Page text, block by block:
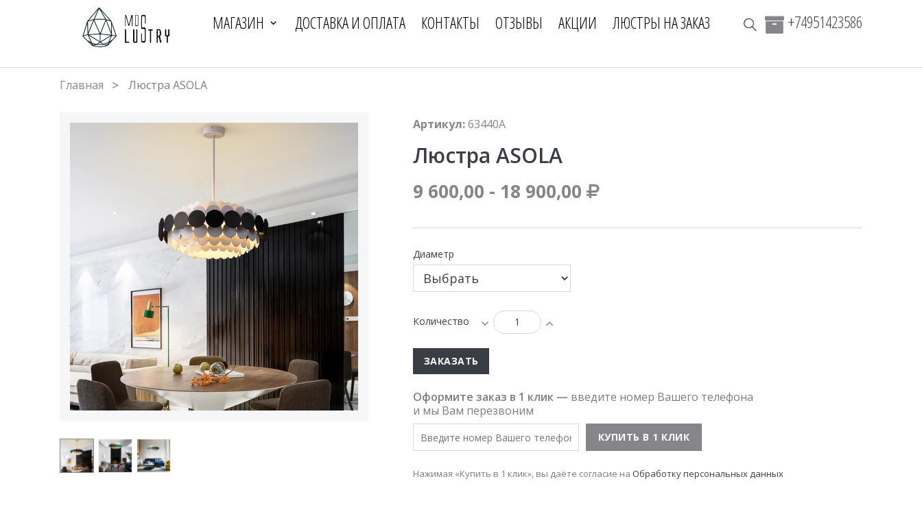
МАГАЗИН ДОСТАВКА И ОПЛАТА КОНТАКТЫ ОТЗЫВЫ АКЦИИ ЛЮСТРЫ НА ЗАКАЗ +74951423586
Главная Люстра ASOLA
Артикул:63440А
Люстра ASOLA
9 600,00 - 18 900,00
Диаметр
Количество
ЗАКАЗАТЬ
Оформите заказ в 1 клик — введите номер Вашего телефона
и мы Вам перезвоним
Нажимая «Купить в 1 клик», вы даёте согласие на Обработку персональных данных